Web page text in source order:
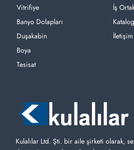
Kulalılar Ltd. Şti. bir aile şirketi olarak,
İş
Katalog
İletişim
Vitrifiye
Banyo Dolapları
Duşakabin
Boya
Tesisat